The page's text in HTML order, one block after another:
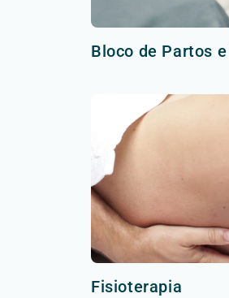
Bloco de Partos
Fisioterapia